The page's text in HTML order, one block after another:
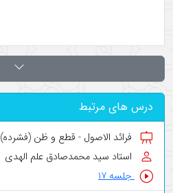
درس های مرتبط
فرائد الاصول - قطع و ظن (فشرده)
استاد سید محمدصادق علم الهدی
جلسه ۱۷